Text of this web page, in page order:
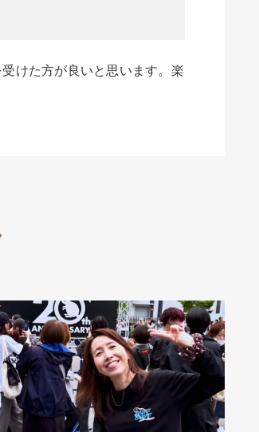
けた方が良いと思います。楽